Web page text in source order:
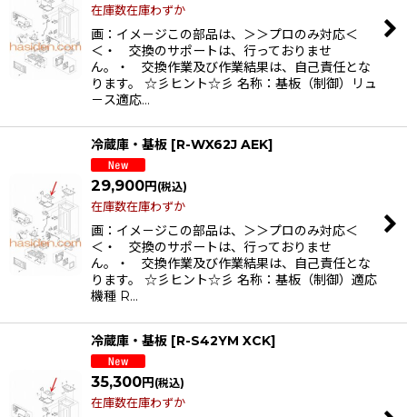
在庫数在庫わずか
画：イメ－ジこの部品は、＞＞プロのみ対応＜
＜・ 交換のサポートは、行っておりませ
ん。・ 交換作業及び作業結果は、自己責任とな
ります。 ☆彡ヒント☆彡 名称：基板（制御）リュ
－ス適応…
冷蔵庫・基板 [R-WX62J AEK]
29,900円 (税込)
在庫数在庫わずか
画：イメ－ジこの部品は、＞＞プロのみ対応＜
＜・ 交換のサポートは、行っておりませ
ん。・ 交換作業及び作業結果は、自己責任とな
ります。 ☆彡ヒント☆彡 名称：基板（制御）適応
機種 R…
冷蔵庫・基板 [R-S42YM XCK]
35,300円(税込)
在庫数在庫わずか